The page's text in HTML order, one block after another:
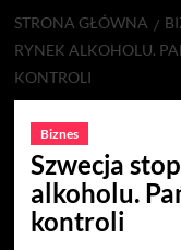
STRONA GŁÓWNA
RYNEK ALKOHOLU.
KONTROLI
Biznes
Szwecja
alkoholu.
kontroli